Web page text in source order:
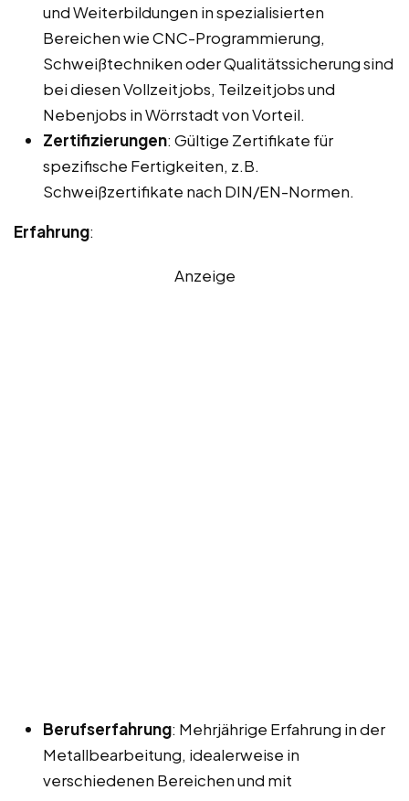
und Weiterbildungen in spezialisierten
Bereichen wie CNC-Programmierung,
Schweißtechniken oder Qualitätssicherung sind
bei diesen Vollzeitjobs, Teilzeitjobs und
Nebenjobs in Wörrstadt von Vorteil.
Zertifizierungen: Gültige Zertifikate für
spezifische Fertigkeiten, z.B.
Schweißzertifikate nach DIN/EN-Normen.
Erfahrung:
Anzeige
Berufserfahrung: Mehrjährige Erfahrung in der
Metallbearbeitung, idealerweise in
verschiedenen Bereichen und mit